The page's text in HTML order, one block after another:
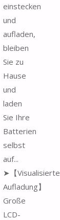
einstecken
und
aufladen,
bleiben
Sie zu
Hause
und
laden
Sie Ihre
Batterien
selbst
auf...
➤【Visualisierte
Aufladung】
Große
LCD-